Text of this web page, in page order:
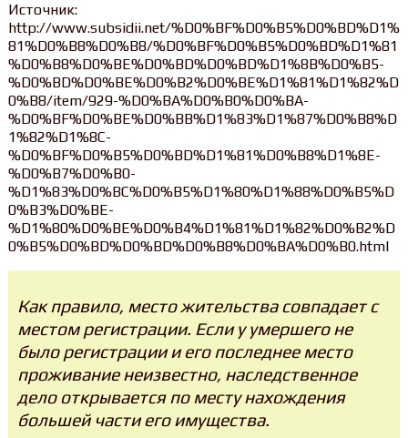
Источник:
http://www.subsidii.net/%D0%BF%D0%B5%D0%BD%D1%
81%D0%B8%D0%B8/%D0%BF%D0%B5%D0%BD%D1%81
%D0%B8%D0%BE%D0%BD%D0%BD%D1%8B%D0%B5-
%D0%BD%D0%BE%D0%B2%D0%BE%D1%81%D1%82%D
0%B8/item/929-%D0%BA%D0%B0%D0%BA-
%D0%BF%D0%BE%D0%BB%D1%83%D1%87%D0%B8%D
1%82%D1%8C-
%D0%BF%D0%B5%D0%BD%D1%81%D0%B8%D1%8E-
%D0%B7%D0%B0-
%D1%83%D0%BC%D0%B5%D1%80%D1%88%D0%B5%D
0%B3%D0%BE-
%D1%80%D0%BE%D0%B4%D1%81%D1%82%D0%B2%D
0%B5%D0%BD%D0%BD%D0%B8%D0%BA%D0%B0.html
Как правило, место жительства совпадает с
местом регистрации. Если у умершего не
было регистрации и его последнее место
проживание неизвестно, наследственное
дело открывается по месту нахождения
большей части его имущества.